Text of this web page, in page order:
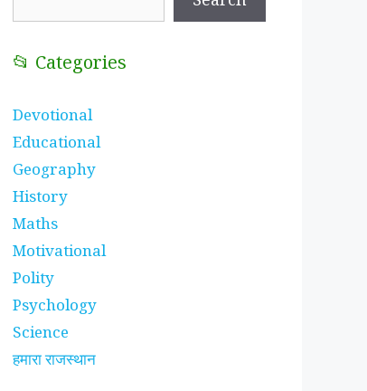
📂 Categories
Devotional
Educational
Geography
History
Maths
Motivational
Polity
Psychology
Science
हमारा राजस्थान